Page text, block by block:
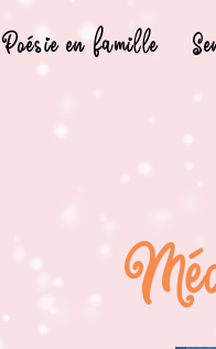
Poésie en famille